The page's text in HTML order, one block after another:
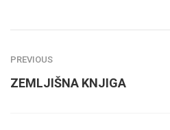
PREVIOUS
ZEMLJIŠNA KNJIGA